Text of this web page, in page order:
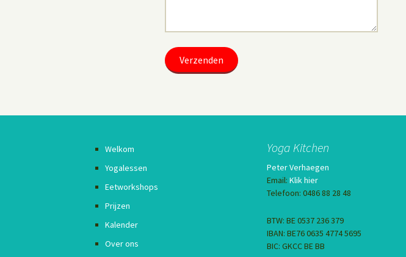
Welkom
Yogalessen
Eetworkshops
Prijzen
Kalender
Over ons
Yoga Kitchen
Peter Verhaegen
Email: Klik hier
Telefoon: 0486 88 28 48
BTW: BE 0537 236 379
IBAN: BE76 0635 4774 5695
BIC: GKCC BE BB